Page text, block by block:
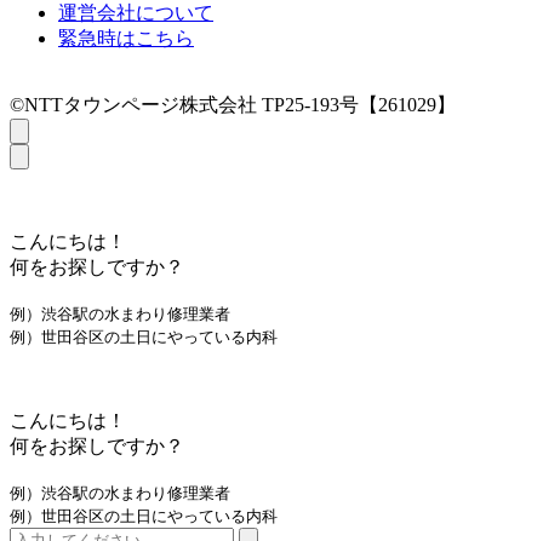
運営会社について
緊急時はこちら
©NTTタウンページ株式会社 TP25-193号【261029】
こんにちは！
何をお探しですか？
例）渋谷駅の水まわり修理業者
例）世田谷区の土日にやっている内科
こんにちは！
何をお探しですか？
例）渋谷駅の水まわり修理業者
例）世田谷区の土日にやっている内科